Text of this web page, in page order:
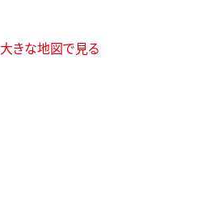
大きな地図で見る